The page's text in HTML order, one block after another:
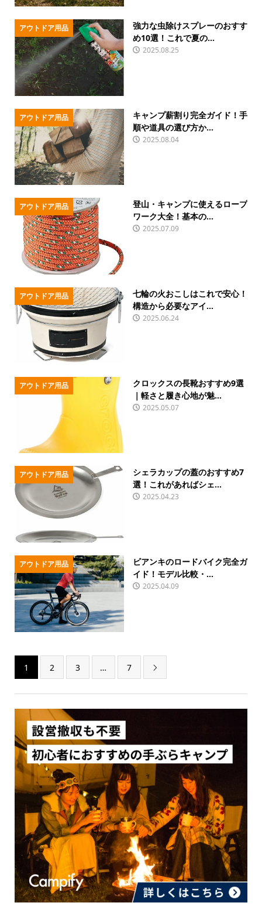
アウトドア用品
強力な虫除けスプレーのおすす
め10選！これで夏の...
2025.08.25
アウトドア用品
キャンプ薪割り完全ガイド！手
順や道具の選び方か...
2025.08.04
アウトドア用品
登山・キャンプに使えるロープ
ワーク大全！基本の...
2025.07.09
アウトドア用品
七輪の火おこしはこれで安心！
構造から必要なアイ...
2025.06.24
アウトドア用品
クロックスの長靴おすすめ9選
｜軽さと履き心地が魅...
2025.05.07
アウトドア用品
シェラカップの蓋のおすすめ7
選！これがあればシェ...
2025.04.23
アウトドア用品
ビアンキのロードバイク完全ガ
イド！モデル比較・...
2025.04.09
1 2 3 … 7 